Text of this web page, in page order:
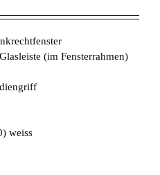
(im Fensterrahmen)
weiss